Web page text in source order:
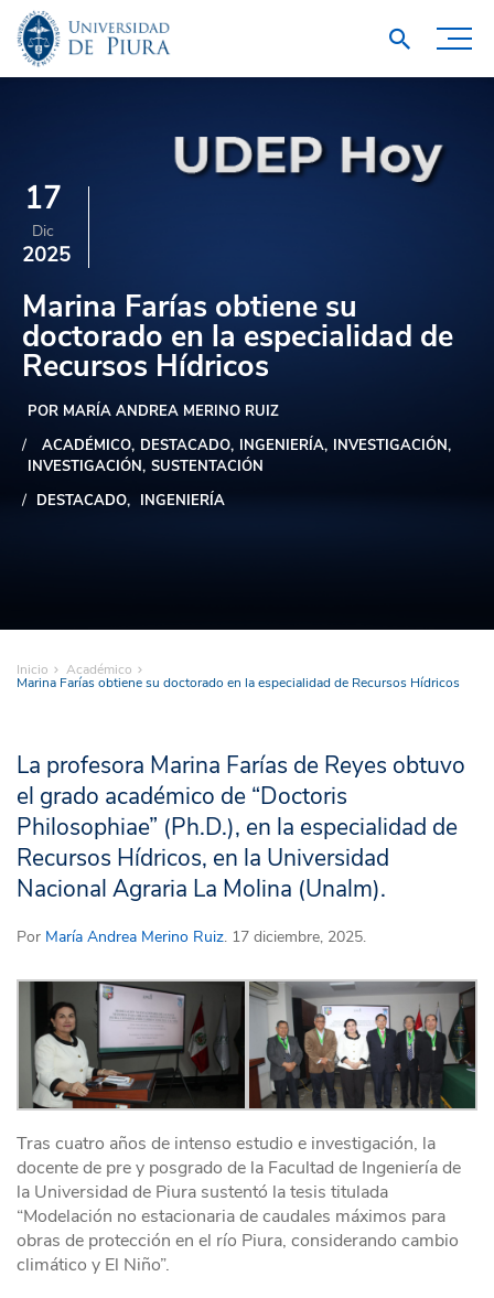
17
Dic
2025
Marina Farías obtiene su
doctorado en la especialidad de
Recursos Hídricos
POR MARÍA ANDREA MERINO RUIZ
ACADÉMICO DESTACADO INGENIERÍA INVESTIGACIÓN
INVESTIGACIÓN SUSTENTACIÓN
DESTACADO
INGENIERÍA
Inicio Académico
Marina Farías obtiene su doctorado en la especialidad de Recursos Hídricos
La profesora Marina Farías de Reyes obtuvo
el grado académico de “Doctoris
Philosophiae” (Ph.D.), en la especialidad de
Recursos Hídricos, en la Universidad
Nacional Agraria La Molina (Unalm).
Por María Andrea Merino Ruiz. 17 diciembre, 2025.
Tras cuatro años de intenso estudio e investigación, la
docente de pre y posgrado de la Facultad de Ingeniería de
la Universidad de Piura sustentó la tesis titulada
“Modelación no estacionaria de caudales máximos para
obras de protección en el río Piura, considerando cambio
climático y El Niño”.